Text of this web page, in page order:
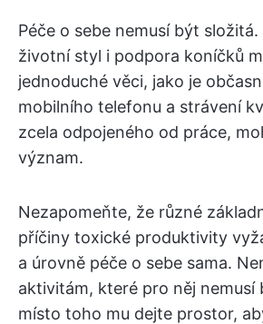
Péče o sebe nemusí být
životní styl i podpora koníčků
jednoduché věci, jako je
mobilního telefonu a strávení
zcela odpojeného od práce,
význam.
Nezapomeňte, že různé
příčiny toxické produktivity
a úrovně péče o sebe sama.
aktivitám, které pro něj nemusí
místo toho mu dejte prostor,